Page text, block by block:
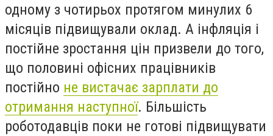
одному з чотирьох протягом минулих 6
місяців підвищували оклад. А інфляція і
постійне зростання цін призвели до того,
що половині офісних працівників
постійно не вистачає зарплати до
отримання наступної. Більшість
роботодавців поки не готові підвищувати